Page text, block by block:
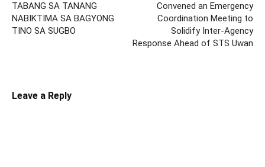
TABANG SA TANANG
NABIKTIMA SA BAGYONG
TINO SA SUGBO
Convened an Emergency
Coordination Meeting to
Solidify Inter-Agency
Response Ahead of STS Uwan
Leave a Reply